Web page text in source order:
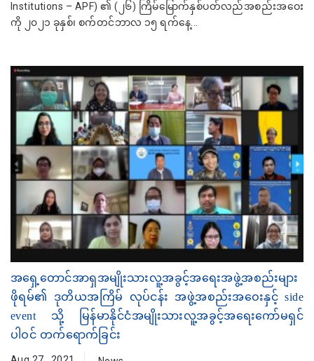
Institutions – APF) ၏ (၂၆) ကြိမ်မြောက်နှစ်ပတ်လည်အစည်းအဝေး
ကို ၂၀၂၁ ခုနှစ်၊ စက်တင်ဘာလ ၁၅ ရက်နေ့...
အရှေ့တောင်အာရှအမျိုးသားလူ့အခွင့်အရေးအဖွဲ့အစည်းများ
ဖိုရမ်၏ ဒုတိယအကြိမ် လုပ်ငန်း အဖွဲ့အစည်းအဝေးနှင့် side
event သို့ မြန်မာနိုင်ငံအမျိုးသားလူ့အခွင့်အရေးကော်မရှင်
ပါဝင် တက်ရောက်ခြင်း